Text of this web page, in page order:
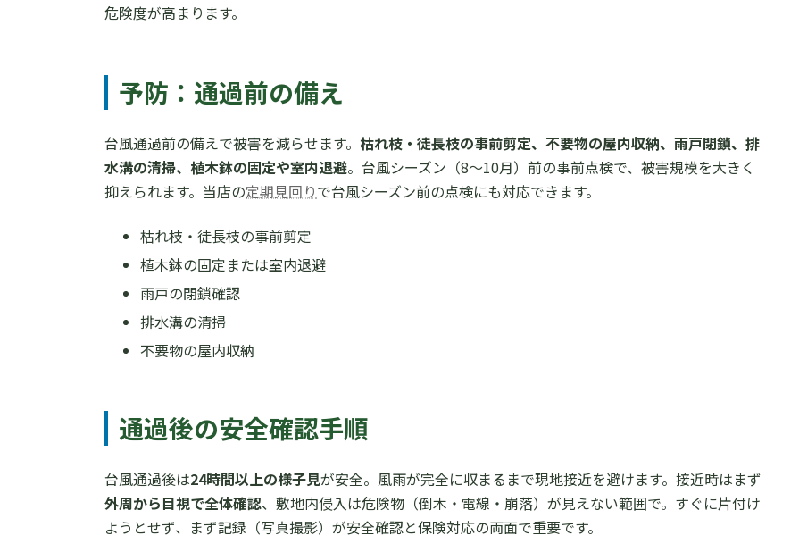
危険度が高まります。
予防：通過前の備え
台風通過前の備えで被害を減らせます。 枯れ枝・徒長枝の事前剪定、不要物の屋内収納、雨戸閉鎖、排
水溝の清掃、植木鉢の固定や室内退避。台風シーズン（8〜10月）前の事前点検で、被害規模を大きく
抑えられます。当店の定期見回りで台風シーズン前の点検にも対応できます。
枯れ枝・徒長枝の事前剪定
植木鉢の固定または室内退避
雨戸の閉鎖確認
排水溝の清掃
不要物の屋内収納
通過後の安全確認手順
台風通過後は24時間以上の様子見が安全。風雨が完全に収まるまで現地接近を避けます。接近時はまず
外周から目視で全体確認、敷地内侵入は危険物（倒木・電線・崩落）が見えない範囲で。すぐに片付け
ようとせず、まず記録（写真撮影）が安全確認と保険対応の両面で重要です。